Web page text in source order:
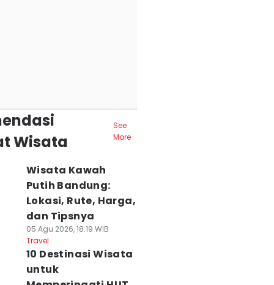
Wisata
See
More
Wisata Kawah
Putih Bandung:
Lokasi, Rute, Harga,
dan Tipsnya
05 Agu 2026, 18:19 WIB
Travel
10 Destinasi Wisata
untuk